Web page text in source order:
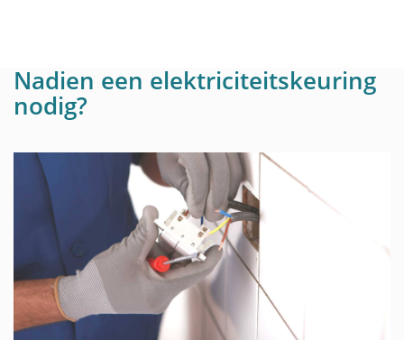
Nadien een elektriciteitskeuring
nodig?